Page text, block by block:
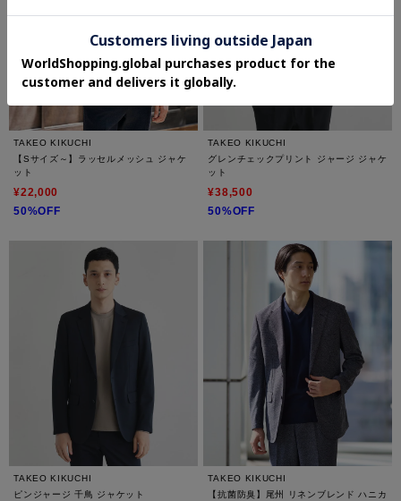
TAKEO KIKUCHI
【Sサイズ～】ラッセルメッシュ ジャケ
ット
¥22,000
50%OFF
TAKEO KIKUCHI
グレンチェックプリント ジャージ ジャケ
ット
¥38,500
50%OFF
TAKEO KIKUCHI
ピンジャージ 千鳥 ジャケット
TAKEO KIKUCHI
【抗菌防臭】尾州 リネンブレンド ハニカ